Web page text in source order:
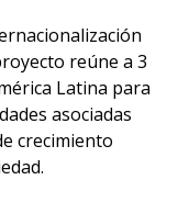
reúne a 3
Latina para
asociadas
crecimiento